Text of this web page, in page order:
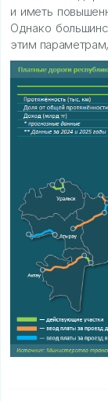
и иметь
Однако
этим